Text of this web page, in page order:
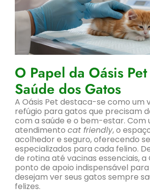
O Papel da Oásis
Saúde dos Gatos
A Oásis Pet destaca-se como um
refúgio para gatos que precisam
com a saúde e o bem-estar. Com
atendimento cat friendly, o
acolhedor e seguro, oferecendo
especializados para cada felino.
de rotina até vacinas essenciais, a
ponto de apoio indispensável
desejam ver seus gatos sempre
felizes.